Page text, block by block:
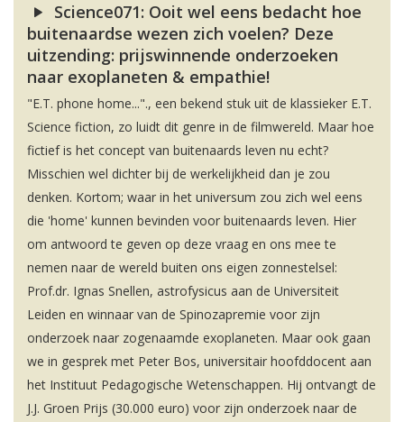
Science071: Ooit wel eens bedacht hoe
buitenaardse wezen zich voelen? Deze
uitzending: prijswinnende onderzoeken
naar exoplaneten & empathie!
"E.T. phone home..."., een bekend stuk uit de klassieker E.T.
Science fiction, zo luidt dit genre in de filmwereld. Maar hoe
fictief is het concept van buitenaards leven nu echt?
Misschien wel dichter bij de werkelijkheid dan je zou
denken. Kortom; waar in het universum zou zich wel eens
die 'home' kunnen bevinden voor buitenaards leven. Hier
om antwoord te geven op deze vraag en ons mee te
nemen naar de wereld buiten ons eigen zonnestelsel:
Prof.dr. Ignas Snellen, astrofysicus aan de Universiteit
Leiden en winnaar van de Spinozapremie voor zijn
onderzoek naar zogenaamde exoplaneten. Maar ook gaan
we in gesprek met Peter Bos, universitair hoofddocent aan
het Instituut Pedagogische Wetenschappen. Hij ontvangt de
J.J. Groen Prijs (30.000 euro) voor zijn onderzoek naar de